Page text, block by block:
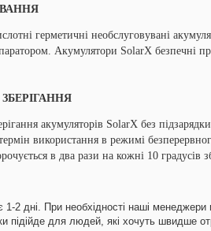
герметичні необслуговувані
Акумулятори SolarX безпечні
акумуляторів SolarX без підзарядки
використання в режимі
в два рази на кожні 10 градусів
2 дні. При необхідності наші менеджери
підійде для людей, які хочуть швидше